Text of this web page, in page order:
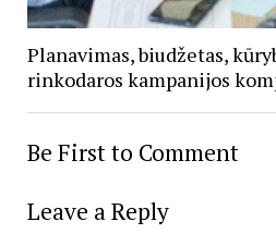
Planavimas, biudžetas,
rinkodaros kampanijos
Be First to Comment
Leave a Reply